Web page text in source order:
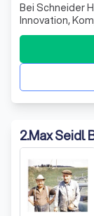
Bei Schneider
Innovation,
nachhaltige
Bereichen
unserer
kontinuierlich
2.Max Seidl